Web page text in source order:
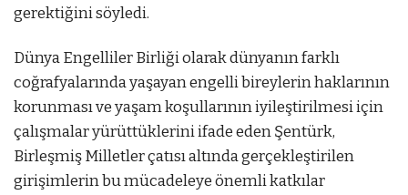
gerektiğini söyledi.
Dünya Engelliler Birliği olarak dünyanın farklı
coğrafyalarında yaşayan engelli bireylerin haklarının
korunması ve yaşam koşullarının iyileştirilmesi için
çalışmalar yürüttüklerini ifade eden Şentürk,
Birleşmiş Milletler çatısı altında gerçekleştirilen
girişimlerin bu mücadeleye önemli katkılar